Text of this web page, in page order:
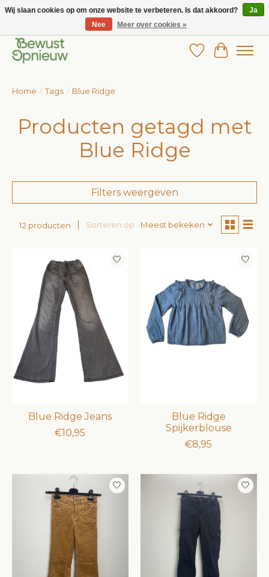
Wij bieden het grootste aanbod in betaalbare kinderkleding!
Verlanglijst
Home / Tags / Blue Ridge
Producten getagd met
Blue Ridge
Filters weergeven
12 producten Sorteren op Meest bekeken
Blue Ridge Jeans
€10,95
Blue Ridge
Spijkerblouse
€8,95
Wij slaan cookies op om onze website te verbeteren. Is dat akkoord?
Ja
Nee
Meer over cookies »